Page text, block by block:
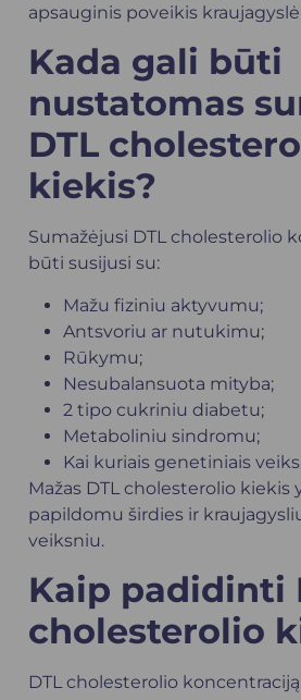
apsauginis poveikis
Kada gali būti
nustatomas
DTL
kiekis?
Sumažėjusi DTL cholesterolio
būti susijusi su:
Mažu fiziniu aktyvumu;
Antsvoriu ar nutukimu;
Rūkymu;
Nesubalansuota mityba;
2 tipo cukriniu diabetu;
Metaboliniu sindromu;
Kai kuriais genetiniais
Mažas DTL cholesterolio kiekis
papildomu širdies ir
veiksniu.
Kaip padidinti
cholesterolio
DTL cholesterolio